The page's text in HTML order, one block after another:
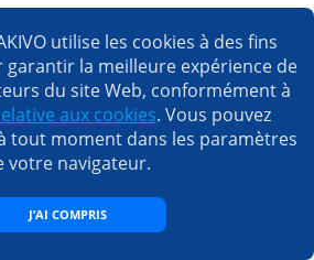
le contenu du répertoire racine (/)
vous constaterez que le
de l’installation stockée sur le
à une partition de disque
lorsque ESXi est installé sur
de travail est lié à
temporaire
c’est généralement le cas
sans disque.
utilise les cookies à des fins
garantir la meilleure expérience de
du site Web, conformément à
aux cookies. Vous pouvez
tout moment dans les paramètres
votre navigateur.
J’AI COMPRIS